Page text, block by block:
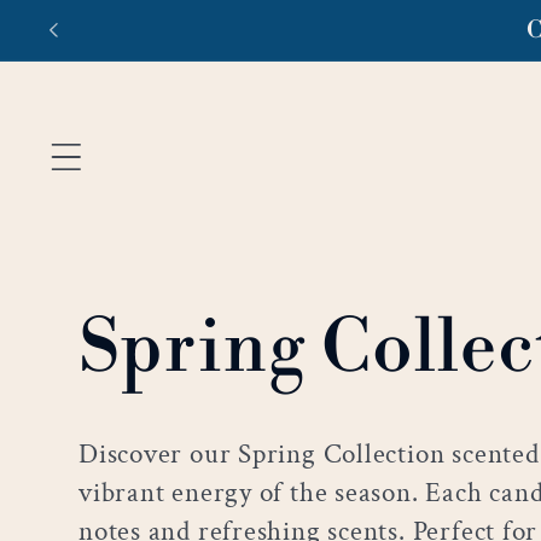
跳至內
商
品
Spring
Discover our Spring Collection
vibrant energy of the season. Each
notes and refreshing scents. Perfect